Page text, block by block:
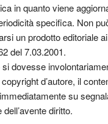
in quanto viene
specifica. Non
un prodotto editoriale
del 7.03.2001.
dovesse
d’autore, il
su
dell’avente diritto.